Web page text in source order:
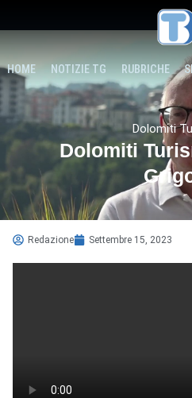
HOME NOTIZIE TG RUBRICHE
Dolomiti
Dolomiti
Redazione Settembre 15, 2023